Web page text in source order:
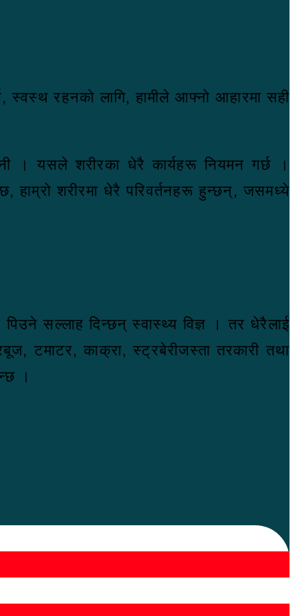
स्वस्थ रहनको लागि, हामीले आफ्नो आहारमा सही
। यसले शरीरका धेरै कार्यहरू नियमन गर्छ ।
हाम्रो शरीरमा धेरै परिवर्तनहरू हुन्छन्, जसमध्ये
पिउने सल्लाह दिन्छन् स्वास्थ्य विज्ञ । तर धेरैलाई
टमाटर, काक्रा, स्ट्रबेरीजस्ता तरकारी तथा
।